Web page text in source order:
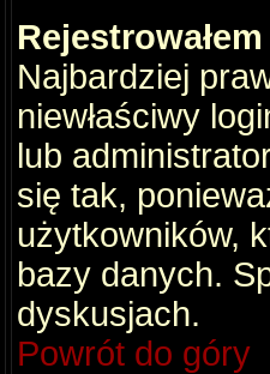
Najbardziej
niewłaściwy
lub
się tak,
użytkowników,
bazy danych.
dyskusjach.
Powrót do góry